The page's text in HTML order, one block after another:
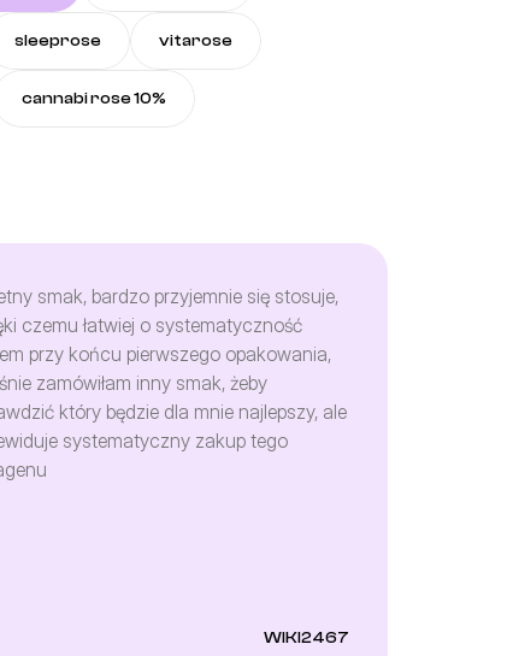
sleeprose vitarose
cannabi rose 10%
smak, bardzo przyjemnie się stosuje,
czemu łatwiej o systematyczność
przy końcu pierwszego opakowania,
zamówiłam inny smak, żeby
który będzie dla mnie najlepszy, ale
systematyczny zakup tego
WIKI2467